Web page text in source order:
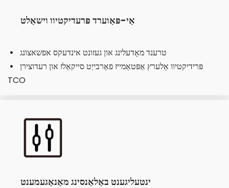
אַי-פּאַוערד פּרעדיקטיוו וישאַלט
 טרענד מאָדעלינג און געזונט אינדעקס אפשאצונג
 פּרידיקטיוו אַלערץ אַפּטאַמייז פאַרבייַט סייקאַלז און רעדוצירן
TCO
ינטעליגענט באַלאַנסינג מאַנאַגעמענט